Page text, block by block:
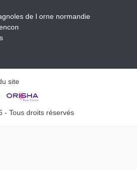
de l orne normandie
site
- Tous droits réservés